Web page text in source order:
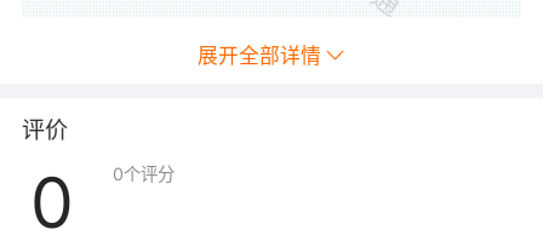
展开全部详情
评价
0 0个评分